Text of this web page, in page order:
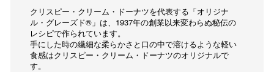
クリスピー・クリーム・ドーナツを代表する「オリジナ
ル・グレーズド®」は、1937年の創業以来変わらぬ秘伝の
レシピで作られています。
手にした時の繊細な柔らかさと口の中で溶けるような軽い
食感はクリスピー・クリーム・ドーナツのオリジナルで
す。